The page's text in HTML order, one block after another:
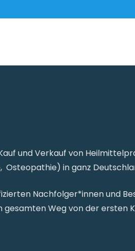
und Verkauf von
Osteopathie) in ganz
Nachfolger*innen und
gesamten Weg von der ersten